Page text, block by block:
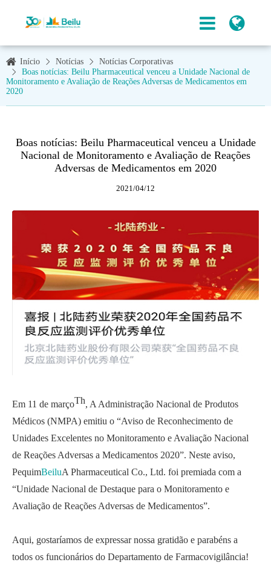
Início Notícias
Notícias Corporativas
Boas notícias: Beilu Pharmaceutical venceu a Unidade Nacional de
Monitoramento e Avaliação de Reações Adversas de Medicamentos em
2020
Boas notícias: Beilu Pharmaceutical venceu a Unidade
Nacional de Monitoramento e Avaliação de Reações
Adversas de Medicamentos em 2020
2021/04/12
Em 11 de marçoTh, A Administração Nacional de Produtos
Médicos (NMPA) emitiu o “Aviso de Reconhecimento de
Unidades Excelentes no Monitoramento e Avaliação Nacional
de Reações Adversas a Medicamentos 2020”. Neste aviso,
PequimBeiluA Pharmaceutical Co., Ltd. foi premiada com a
“Unidade Nacional de Destaque para o Monitoramento e
Avaliação de Reações Adversas de Medicamentos”.
Aqui, gostaríamos de expressar nossa gratidão e parabéns a
todos os funcionários do Departamento de Farmacovigilância!